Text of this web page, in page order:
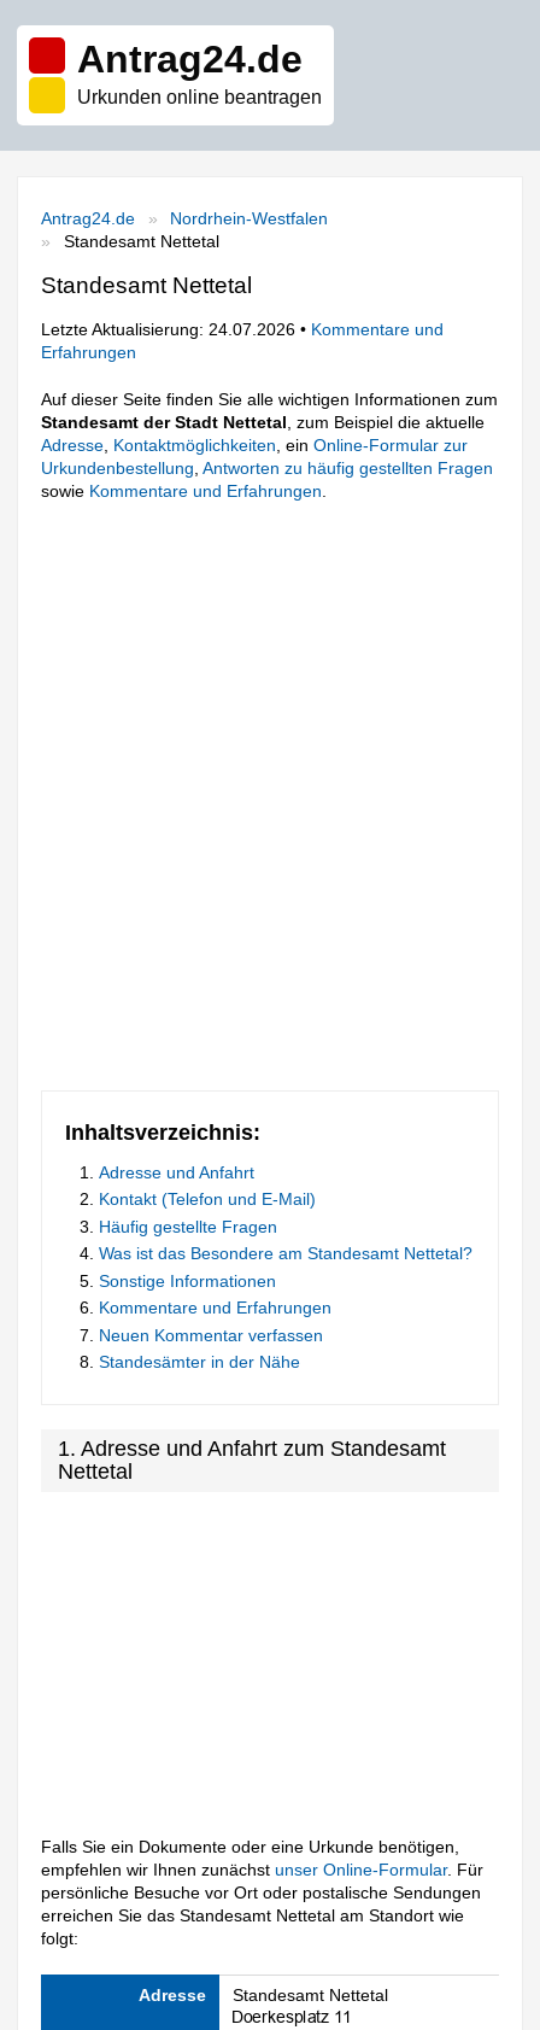
Antrag24.de
Urkunden online beantragen
Antrag24.de
Nordrhein-Westfalen
Standesamt Nettetal
Standesamt Nettetal
Letzte Aktualisierung: 24.07.2026 • Kommentare und
Erfahrungen
Auf dieser Seite finden Sie alle wichtigen Informationen zum
Standesamt der Stadt Nettetal , zum Beispiel die aktuelle
Adresse Kontaktmöglichkeiten , einOnline-Formular zur
Urkundenbestellung ,Antworten zu häufig gestellten Fragen
sowie Kommentare und Erfahrungen
Inhaltsverzeichnis:
Adresse und Anfahrt
Kontakt (Telefon und E-Mail)
Häufig gestellte Fragen
Was ist das Besondere am Standesamt Nettetal?
Sonstige Informationen
Kommentare und Erfahrungen
Neuen Kommentar verfassen
Standesämter in der Nähe
1. Adresse und Anfahrt zum Standesamt
Nettetal
Falls Sie ein Dokumente oder eine Urkunde benötigen,
empfehlen wir Ihnen zunächstunser Online-Formular. Für
persönliche Besuche vor Ort oder postalische Sendungen
erreichen Sie das Standesamt Nettetal am Standort wie
folgt:
Adresse Standesamt Nettetal